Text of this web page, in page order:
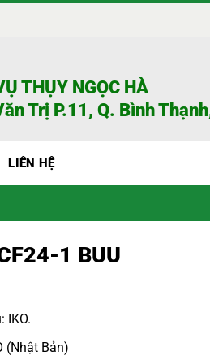
THỤY NGỌC HÀ
Trị P.11, Q. Bình
LIÊN HỆ
1 BUU
IKO.
(Nhật Bản)